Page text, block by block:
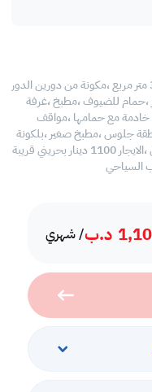
د.ب/ شهري
فيلا للايجار في سار ،نصف مفروشة المساحة 350 متر مربع ،مكونة من دورين الدور
،حمام للضيوف ،مطبخ ،غرفة
خادمة مع حمامها ،مواقف
من 4 غرف ماستر ،منطقة جلوس ،مطبخ صغير ،بلكونة
،مسبح ،صالة رياضية ،ملعب تنس ،ملعب اطفال ،الايجار 1100 دينار بحريني قريبة
السياحي